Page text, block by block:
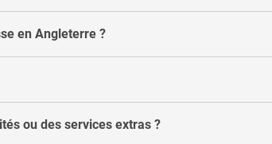
en Angleterre ?
ou des services extras ?